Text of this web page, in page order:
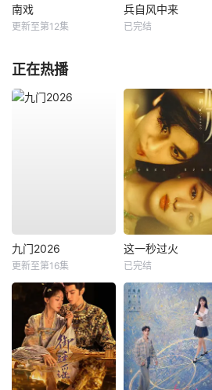
南戏
更新至第12集
兵自风中来
已完结
正在热播
九门2026
更新至第16集
这一秒过火
已完结